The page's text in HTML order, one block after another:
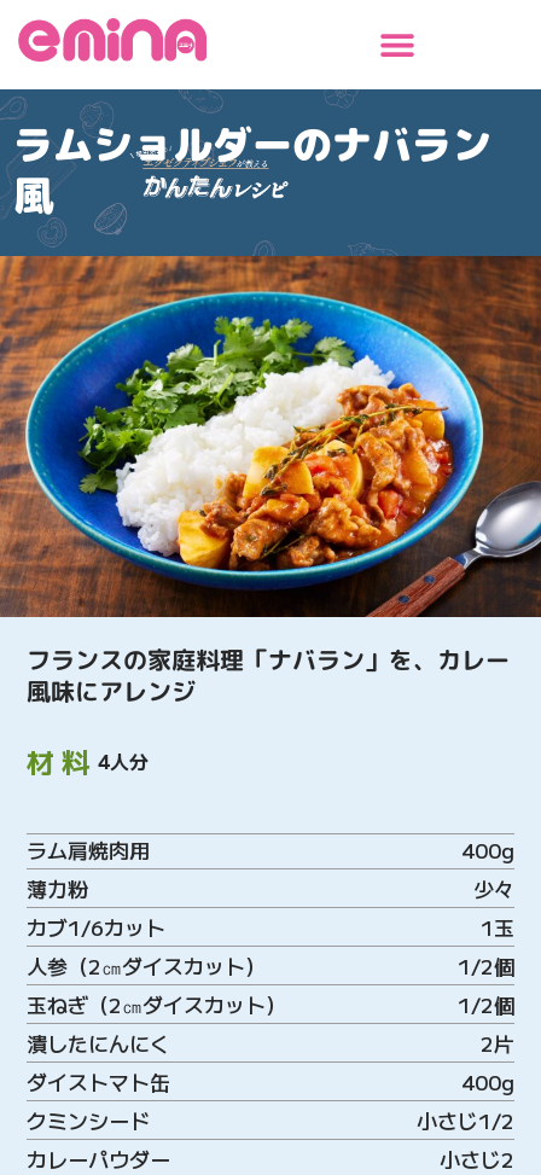
ス
ッ
プ
ラムショルダーのナバラン
風
フランスの家庭料理「ナバラン」を、カレー
風味にアレンジ
材料 4人分
ラム肩焼肉用
400g
薄力粉
少々
カブ1/6カット
1玉
人参（2㎝ダイスカット）
1/2個
玉ねぎ（2㎝ダイスカット）
1/2個
潰したにんにく
2片
ダイストマト缶
400g
クミンシード
小さじ1/2
カレーパウダー
小さじ2